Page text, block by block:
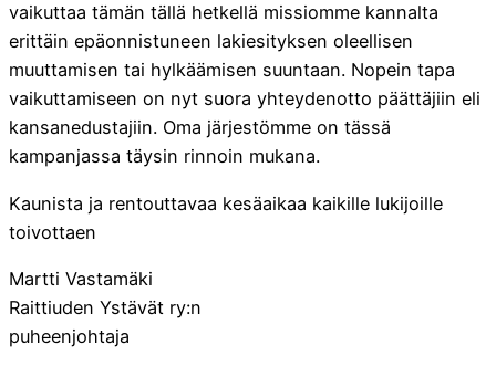
vaikuttaa tämän tällä hetkellä missiomme kannalta
erittäin epäonnistuneen lakiesityksen oleellisen
muuttamisen tai hylkäämisen suuntaan. Nopein tapa
vaikuttamiseen on nyt suora yhteydenotto päättäjiin eli
kansanedustajiin. Oma järjestömme on tässä
kampanjassa täysin rinnoin mukana.
Kaunista ja rentouttavaa kesäaikaa kaikille lukijoille
toivottaen
Martti Vastamäki
Raittiuden Ystävät ry:n
puheenjohtaja